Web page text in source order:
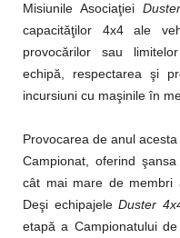
Misiunile Asociaţiei
capacităţilor 4x4 ale
provocărilor sau
echipă, respectarea şi
incursiuni cu maşinile în
Provocarea de anul
Campionat, oferind
cât mai mare de membri
Deşi echipajele Duster
etapă a Campionatului